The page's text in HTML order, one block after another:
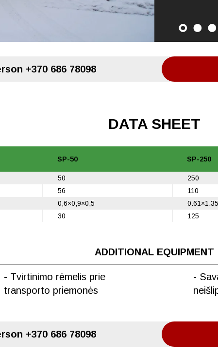
+370 686 78098
DATA SHEET
SP-50
50
56
0,6×0,9×0,5
30
SP-250
250
110
125
ADDITIONAL EQUIPMENT
- Tvirtinimo rėmelis prie
transporto priemonės
-
+370 686 78098